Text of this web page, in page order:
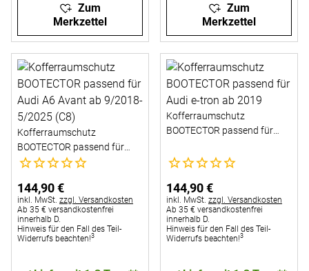
Zum
Merkzettel
Zum
Merkzettel
Kofferraumschutz
BOOTECTOR passend für
Audi A6 Avant ab 9/2018-
Noch keine Bewertungen abgegeben
144,90€
Steuerhinweis:
inkl. MwSt. zzgl. Versandkosten
Ab 35 € versandkostenfrei
innerhalb D.
Hinweis für den Fall des Teil-
Widerrufs beachten!3
Kofferraumschutz
BOOTECTOR passend für
Noch keine Bewertungen
144,90€
Steuerhinweis:
inkl. MwSt. zzgl. Versandkosten
Ab 35 € versandkostenfrei
innerhalb D.
Hinweis für den Fall des Teil-
Widerrufs beachten!3